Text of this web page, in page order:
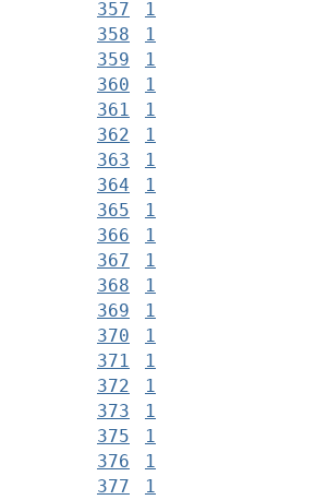
357
1
358
1
359
1
360
1
361
1
362
1
363
1
364
1
365
1
366
1
367
1
368
1
369
1
370
1
371
1
372
1
373
1
375
1
376
1
377
1